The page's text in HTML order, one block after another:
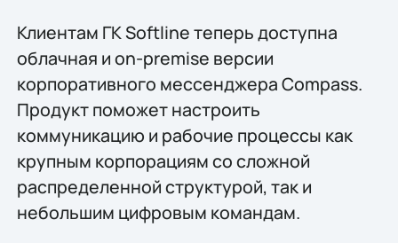
Клиентам ГК Softline теперь доступна
облачная и on-premise версии
корпоративного мессенджера Compass.
Продукт поможет настроить
коммуникацию и рабочие процессы как
крупным корпорациям со сложной
распределенной структурой, так и
небольшим цифровым командам.